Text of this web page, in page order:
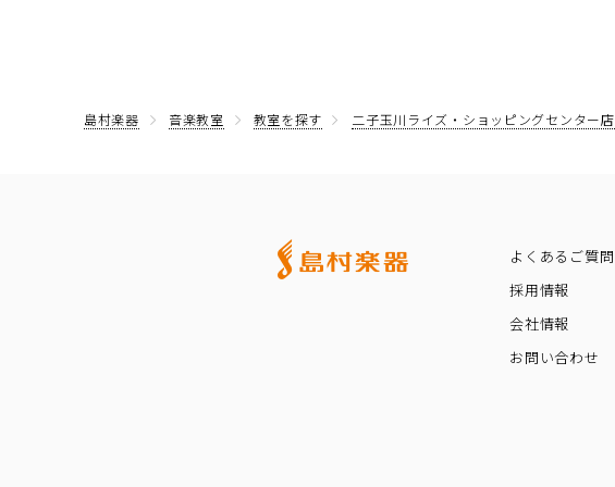
島村楽器 音楽教室 教室を探す 二子玉川ライズ・ショッピングセンター店
よくあるご質問
採用情報
会社情報
お問い合わせ